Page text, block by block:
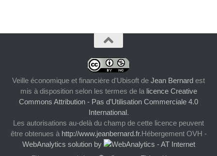
Veille économique et financière d'Ubisoft de Jean Bernard est
mis à disposition selon les termes de la licence Creative
Commons Attribution - Pas d’Utilisation Commerciale 4.0
International.
Les autorisations au-delà du champ de cette licence peuvent
être obtenues à http://www.jeanbernard.fr.Hébergement OVH -
WebAnalytics solution by